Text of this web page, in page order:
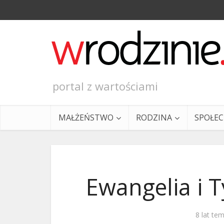
portal z wartościami
MAŁŻEŃSTWO RODZINA
Ewangelia i
8 lat